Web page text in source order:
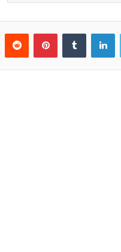
لينكدإن بينتيريست